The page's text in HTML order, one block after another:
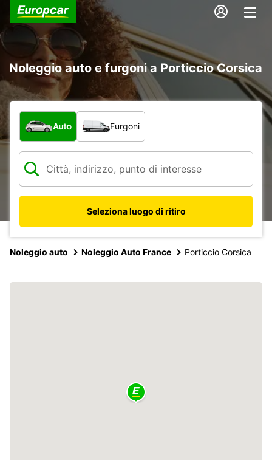
Noleggio auto e furgoni a Porticcio Corsica
Scegli la tipologia di veicolo:
Auto Furgoni
Seleziona luogo di ritiro
Noleggio auto Noleggio Auto France Porticcio Corsica